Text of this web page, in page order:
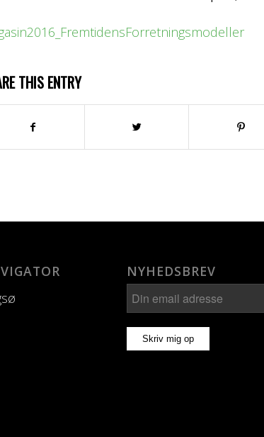
THIS ENTRY
NYHEDSBREV